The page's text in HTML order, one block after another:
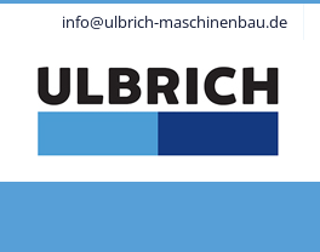
info@ulbrich-maschinenbau.de